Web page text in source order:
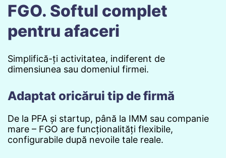
FGO. Softul complet
pentru afaceri
Simplifică-ți activitatea, indiferent de
dimensiunea sau domeniul firmei.
Adaptat oricărui tip de firmă
De la PFA și startup, până la IMM sau companie
mare – FGO are funcționalități flexibile,
configurabile după nevoile tale reale.